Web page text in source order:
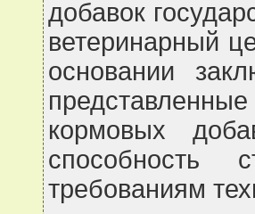
добавок
ветеринарный
основании
кормовых
способность
требованиям